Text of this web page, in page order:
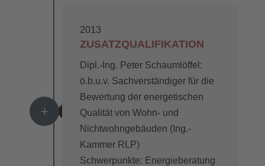
L
2013
ZUSATZQUALIFIKATION
Dipl.-Ing. Peter Schaumlöffel:
ö.b.u.v. Sachverständiger für die
Bewertung der energetischen
Qualität von Wohn- und
Nichtwohngebäuden (Ing.-
Kammer RLP)
Schwerpunkte: Energieberatung